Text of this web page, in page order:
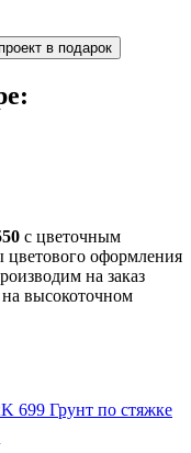
в подарок
с цветочным
оформления
на заказ
высокоточном
Грунт по стяжке